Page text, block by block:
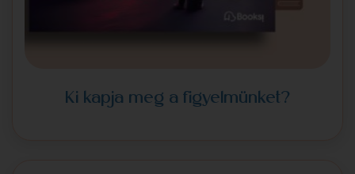
Ki kapja meg a figyelmünket?